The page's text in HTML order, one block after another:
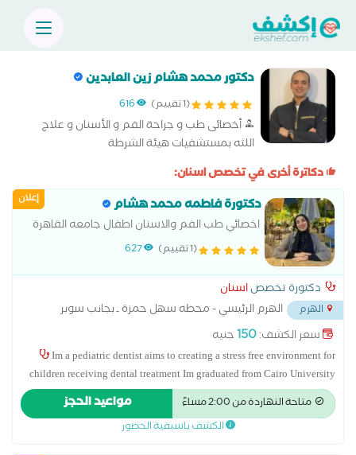
دكتور محمد هشام زين العابدين
(1 تقييم) 616
أخصائى طب و جراحة الفم و الأسنان و علاج
اللثه بمستشفيات هيئة الشرطة
دكاترة أخرى في تخصص اسنان:
إعلان دكتورة فاطمه محمد هشام
اخصائي طب الفم والاسنان اطفال جامعه القاهرة
(1 تقييم) 627
دكتورة تخصصاسنان
الهرم
الهرم الرئيسي - محطه سهل حمزة ـ بجانب سوبر
ماركت المدينة...
سعر الكشف:150جنيه
Im a pediatric dentist aims to creating a stress free environment for
children receiving dental treatment Im graduated from Cairo University
since 2022 Nowadays Im a MSc candidate in pediatric dentistry, Cairo
University أخصائي جراحه طب الفم و الاسنان القصر العيني جامعه
القاهره أخصائي تركيبات تجميليه و حشوات تجميليه و علاج جذور
متاحة النهاردة من 2:00 مساءً مواعيد الحجز
الكشف باسبقية الحضور